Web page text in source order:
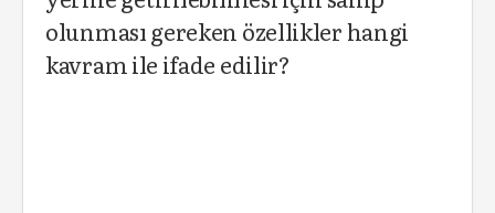
olunması gereken özellikler hangi
kavram ile ifade edilir?